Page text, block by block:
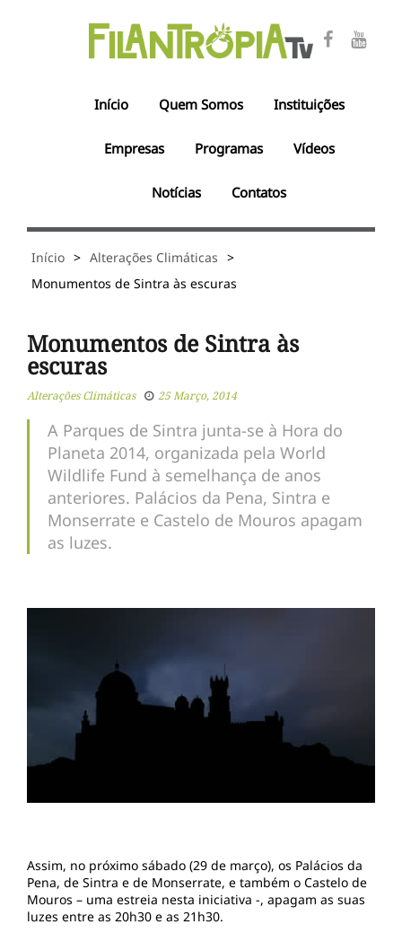
Início Quem Somos Instituições
Empresas Programas Vídeos
Notícias Contatos
Início > Alterações Climáticas >
Monumentos de Sintra às escuras
Monumentos de Sintra às
escuras
Alterações Climáticas 25 Março, 2014
A Parques de Sintra junta-se à Hora do
Planeta 2014, organizada pela World
Wildlife Fund à semelhança de anos
anteriores. Palácios da Pena, Sintra e
Monserrate e Castelo de Mouros apagam
as luzes.
Assim, no próximo sábado (29 de março), os Palácios da
Pena, de Sintra e de Monserrate, e também o Castelo de
Mouros – uma estreia nesta iniciativa -, apagam as suas
luzes entre as 20h30 e as 21h30.